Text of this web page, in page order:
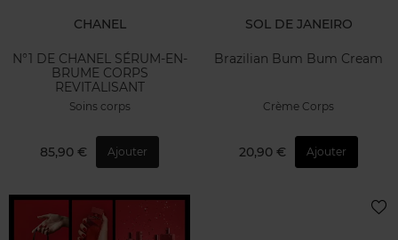
CHANEL
N°1 DE CHANEL SÉRUM-EN-
BRUME CORPS
REVITALISANT
Soins corps
85,90 € Ajouter
SOL DE JANEIRO
Brazilian Bum Bum Cream
Crème Corps
20,90 € Ajouter